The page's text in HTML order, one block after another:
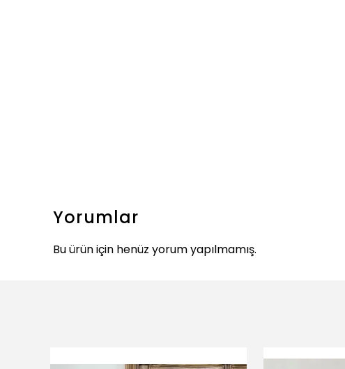
Yorumlar
Bu ürün için henüz yorum yapılmamış.